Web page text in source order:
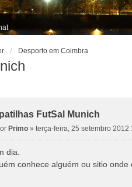
Desporto em Coimbra
FutSal Munich
Primo »terça-feira, 25 setembro 2012
dia.
conhece alguém ou sitio